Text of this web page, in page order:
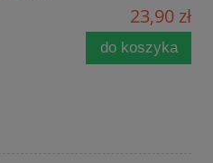
23,90 zł
do koszyka